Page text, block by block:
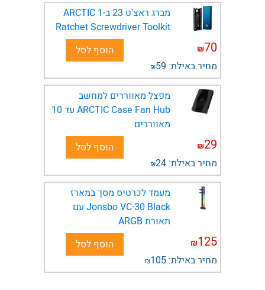
מברג ראצ'ט 23 ב-1 ARCTIC
Ratchet Screwdriver Toolkit
70
₪
מחיר באילת: 59
₪
הוסף לסל
מפצל מאווררים למחשב
ARCTIC Case Fan Hub עד 10
מאווררים
29
₪
מחיר באילת: 24
₪
הוסף לסל
מעמד לכרטיס מסך במארז
Jonsbo VC-30 Black עם
תאורת ARGB
125
₪
מחיר באילת: 105
₪
הוסף לסל